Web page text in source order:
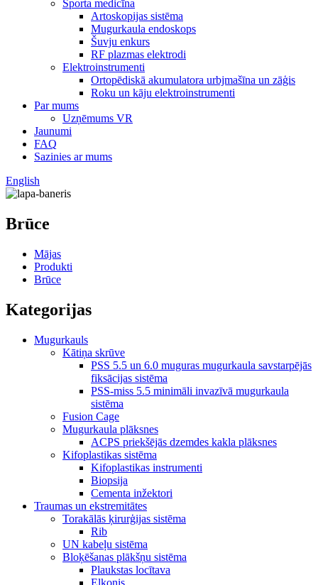
Sporta medicīna
Artoskopijas sistēma
Mugurkaula endoskops
Šuvju enkurs
RF plazmas elektrodi
Elektroinstrumenti
Ortopēdiskā akumulatora urbjmašīna un zāģis
Roku un kāju elektroinstrumenti
Par mums
Uzņēmums VR
Jaunumi
FAQ
Sazinies ar mums
English
Brūce
Mājas
Produkti
Brūce
Kategorijas
Mugurkauls
Kātiņa skrūve
PSS 5.5 un 6.0 muguras mugurkaula savstarpējās
fiksācijas sistēma
PSS-miss 5.5 minimāli invazīvā mugurkaula
sistēma
Fusion Cage
Mugurkaula plāksnes
ACPS priekšējās dzemdes kakla plāksnes
Kifoplastikas sistēma
Kifoplastikas instrumenti
Biopsija
Cementa inžektori
Traumas un ekstremitātes
Torakālās ķirurģijas sistēma
Rib
UN kabeļu sistēma
Bloķēšanas plākšņu sistēma
Plaukstas locītava
Elkonis